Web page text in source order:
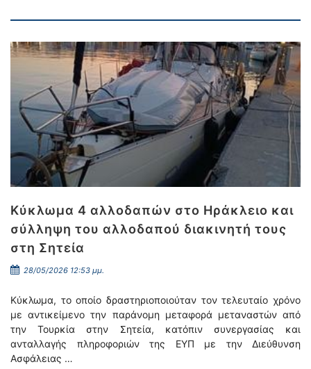
Κύκλωμα 4 αλλοδαπών στο Ηράκλειο και
σύλληψη του αλλοδαπού διακινητή τους
στη Σητεία
28/05/2026 12:53 μμ.
Κύκλωμα, το οποίο δραστηριοποιούταν τον τελευταίο χρόνο
με αντικείμενο την παράνομη μεταφορά μεταναστών από
την Τουρκία στην Σητεία, κατόπιν συνεργασίας και
ανταλλαγής πληροφοριών της ΕΥΠ με την Διεύθυνση
Ασφάλειας …